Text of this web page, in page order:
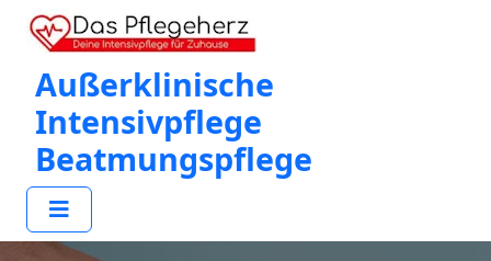
Außerklinische
Intensivpflege
Beatmungspflege